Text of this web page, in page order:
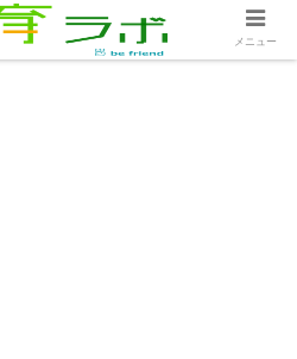
スタッフの育成 ～事例有り～│
メニュー